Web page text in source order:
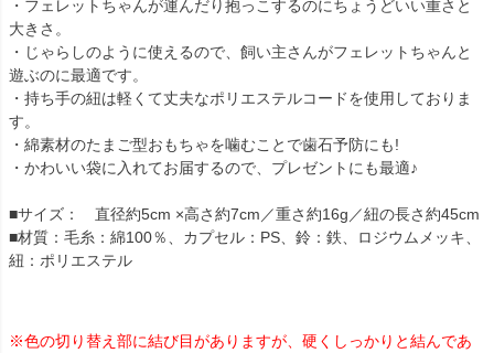
・フェレットちゃんが運んだり抱っこするのにちょうどいい重さと
大きさ。
・じゃらしのように使えるので、飼い主さんがフェレットちゃんと
遊ぶのに最適です。
・持ち手の紐は軽くて丈夫なポリエステルコードを使用しておりま
す。
・綿素材のたまご型おもちゃを噛むことで歯石予防にも!
・かわいい袋に入れてお届するので、プレゼントにも最適♪
■サイズ： 直径約5cm ×高さ約7cm／重さ約16g／紐の長さ約45cm
■材質：毛糸：綿100％、カプセル：PS、鈴：鉄、ロジウムメッキ、
紐：ポリエステル
※色の切り替え部に結び目がありますが、硬くしっかりと結んであ